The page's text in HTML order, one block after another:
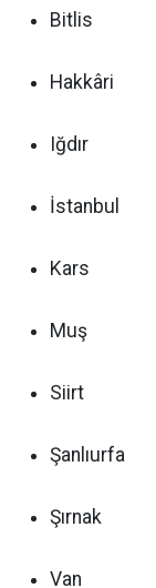
Bitlis
Hakkâri
Iğdır
İstanbul
Kars
Muş
Siirt
Şanlıurfa
Şırnak
Van